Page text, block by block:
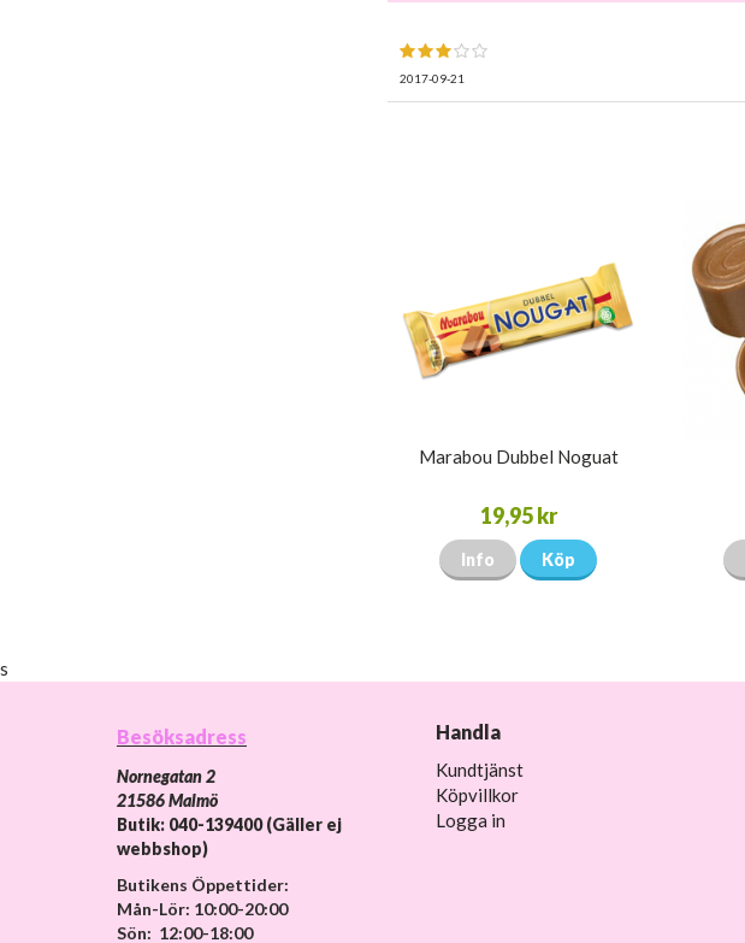
2017-09-21
Marabou Dubbel Noguat
19,95 kr
Info Köp
s
Besöksadress
Nornegatan 2
21586 Malmö
Butik: 040-139400 (Gäller ej
webbshop)
Butikens Öppettider:
Mån-Lör: 10:00-20:00
Sön: 12:00-18:00
Handla
Kundtjänst
Köpvillkor
Logga in